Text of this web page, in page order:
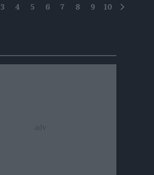
3 4 5 6 7 8 9 10